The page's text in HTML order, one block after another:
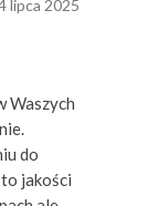
lipca 2025
Waszych
do
jakości